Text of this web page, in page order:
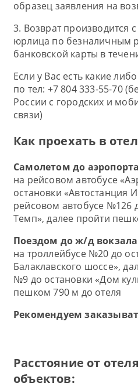
образец заявления на
3. Возврат производится
юрлица по безналичным
банковской карты в
Если у Вас есть какие
по тел: +7 804 333-55-70
России с городских и
связи)
Как проехать в
Самолетом до аэропорта
на рейсовом автобусе
остановки «Автостанция
рейсовом автобусе №126
Темп»,далее пройти
Поездом до ж/д вокзала
на троллейбусе №20 до
Балаклавского шоссе»,
№9 до остановки «Дом
пешком 790 м до отеля
Рекомендуем
Расстояние от
объектов: